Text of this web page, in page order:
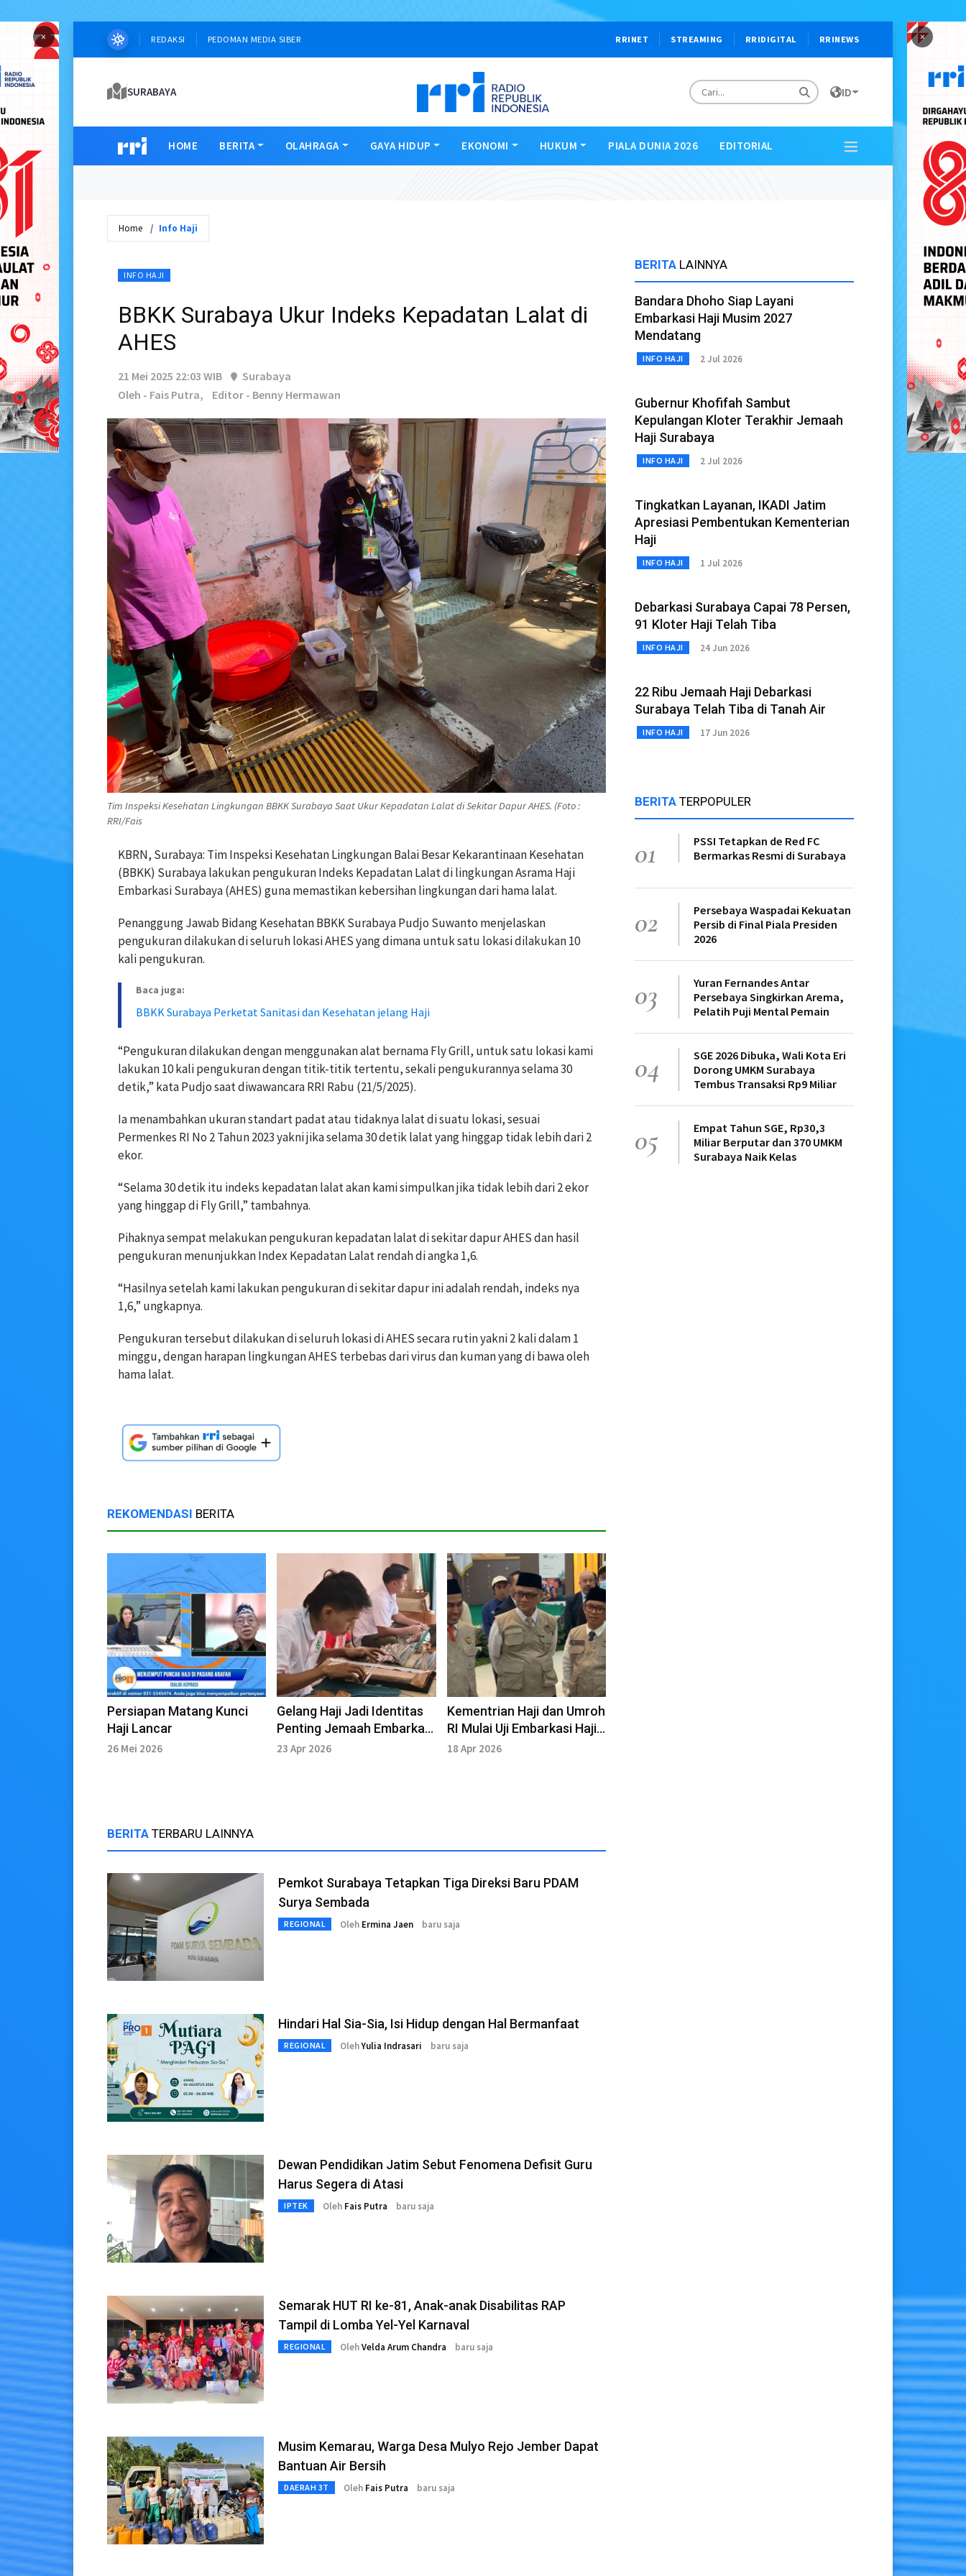
× ×
REDAKSI PEDOMAN MEDIA SIBER RRINET STREAMING RRIDIGITAL RRINEWS
SURABAYA ID
HOME BERITA OLAHRAGA GAYA HIDUP EKONOMI HUKUM PIALA DUNIA 2026 EDITORIAL
Home Info Haji
INFO HAJI
BBKK Surabaya Ukur Indeks Kepadatan Lalat di
AHES
21 Mei 2025 22:03 WIB
Surabaya
Oleh - Fais Putra,
Editor - Benny Hermawan
Tim Inspeksi Kesehatan Lingkungan BBKK Surabaya Saat Ukur Kepadatan Lalat di Sekitar Dapur AHES. (Foto :
RRI/Fais
KBRN, Surabaya: Tim Inspeksi Kesehatan Lingkungan Balai Besar Kekarantinaan Kesehatan
(BBKK) Surabaya lakukan pengukuran Indeks Kepadatan Lalat di lingkungan Asrama Haji
Embarkasi Surabaya (AHES) guna memastikan kebersihan lingkungan dari hama lalat.
Penanggung Jawab Bidang Kesehatan BBKK Surabaya Pudjo Suwanto menjelaskan
pengukuran dilakukan di seluruh lokasi AHES yang dimana untuk satu lokasi dilakukan 10
kali pengukuran.
Baca juga:
BBKK Surabaya Perketat Sanitasi dan Kesehatan jelang Haji
“Pengukuran dilakukan dengan menggunakan alat bernama Fly Grill, untuk satu lokasi kami
lakukan 10 kali pengukuran dengan titik-titik tertentu, sekali pengukurannya selama 30
detik,” kata Pudjo saat diwawancara RRI Rabu (21/5/2025).
Ia menambahkan ukuran standart padat atau tidaknya lalat di suatu lokasi, sesuai
Permenkes RI No 2 Tahun 2023 yakni jika selama 30 detik lalat yang hinggap tidak lebih dari 2
ekor.
“Selama 30 detik itu indeks kepadatan lalat akan kami simpulkan jika tidak lebih dari 2 ekor
yang hinggap di Fly Grill,” tambahnya.
Pihaknya sempat melakukan pengukuran kepadatan lalat di sekitar dapur AHES dan hasil
pengukuran menunjukkan Index Kepadatan Lalat rendah di angka 1,6.
“Hasilnya setelah kami lakukan pengukuran di sekitar dapur ini adalah rendah, indeks nya
1,6,” ungkapnya.
Pengukuran tersebut dilakukan di seluruh lokasi di AHES secara rutin yakni 2 kali dalam 1
minggu, dengan harapan lingkungan AHES terbebas dari virus dan kuman yang di bawa oleh
hama lalat.
REKOMENDASI BERITA
Persiapan Matang Kunci
Haji Lancar
26 Mei 2026
Gelang Haji Jadi Identitas
Penting Jemaah Embarkasi
Surabaya
23 Apr 2026
Kementrian Haji dan Umroh
RI Mulai Uji Embarkasi Haji
tanpa Asrama di
18 Apr 2026
BERITA TERBARU LAINNYA
Pemkot Surabaya Tetapkan Tiga Direksi Baru PDAM
Surya Sembada
REGIONAL Oleh Ermina Jaen baru saja
Hindari Hal Sia-Sia, Isi Hidup dengan Hal Bermanfaat
REGIONAL OlehYulia Indrasari baru saja
Dewan Pendidikan Jatim Sebut Fenomena Defisit Guru
Harus Segera di Atasi
IPTEK Oleh Fais Putra baru saja
Semarak HUT RI ke-81, Anak-anak Disabilitas RAP
Tampil di Lomba Yel-Yel Karnaval
REGIONAL OlehVelda Arum Chandra baru saja
Musim Kemarau, Warga Desa Mulyo Rejo Jember Dapat
Bantuan Air Bersih
DAERAH 3T Oleh Fais Putra baru saja
BERITA LAINNYA
Bandara Dhoho Siap Layani
Embarkasi Haji Musim 2027
Mendatang
INFO HAJI 2 Jul 2026
Gubernur Khofifah Sambut
Kepulangan Kloter Terakhir Jemaah
Haji Surabaya
INFO HAJI 2 Jul 2026
Tingkatkan Layanan, IKADI Jatim
Apresiasi Pembentukan Kementerian
Haji
INFO HAJI 1 Jul 2026
Debarkasi Surabaya Capai 78 Persen,
91 Kloter Haji Telah Tiba
INFO HAJI 24 Jun 2026
22 Ribu Jemaah Haji Debarkasi
Surabaya Telah Tiba di Tanah Air
INFO HAJI 17 Jun 2026
BERITA TERPOPULER
01
PSSI Tetapkan de Red FC
Bermarkas Resmi di Surabaya
02
Persebaya Waspadai Kekuatan
Persib di Final Piala Presiden
2026
03
Yuran Fernandes Antar
Persebaya Singkirkan Arema,
Pelatih Puji Mental Pemain
04
SGE 2026 Dibuka, Wali Kota Eri
Dorong UMKM Surabaya
Tembus Transaksi Rp9 Miliar
05
Empat Tahun SGE, Rp30,3
Miliar Berputar dan 370 UMKM
Surabaya Naik Kelas